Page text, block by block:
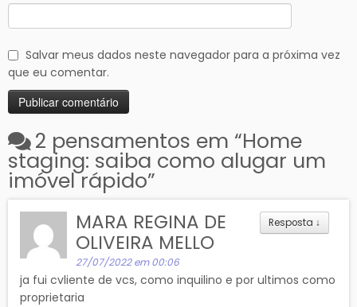
Salvar meus dados neste navegador para a próxima vez
que eu comentar.
2 pensamentos em “Home
staging: saiba como alugar um
imóvel rápido”
Resposta ↓
MARA REGINA DE
OLIVEIRA MELLO
27/07/2022 em 00:06
ja fui cvliente de vcs, como inquilino e por ultimos como
proprietaria